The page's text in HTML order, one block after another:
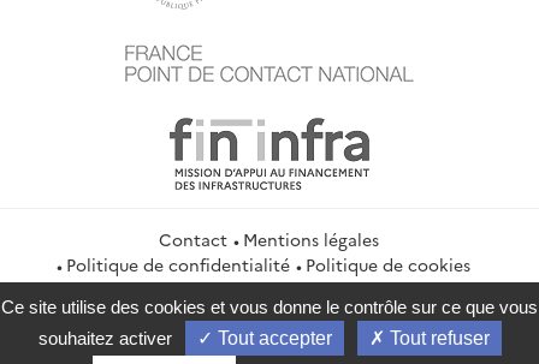
Contact
Mentions légales
Politique de confidentialité
Politique de cookies
Gestion des cookies
Flux RSS
service-public.gouv.fr
legifrance.gouv.fr
info.gouv.fr
data.gouv.fr
Ce site utilise des cookies et vous donne le contrôle sur ce que vous
souhaitez activer
Tout accepter
Tout refuser